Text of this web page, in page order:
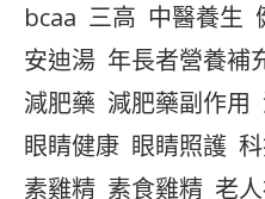
bcaa 三高 中醫養生
安迪湯 年長者營養補
減肥藥 減肥藥副作用
眼睛健康 眼睛照護
素雞精 素食雞精 老